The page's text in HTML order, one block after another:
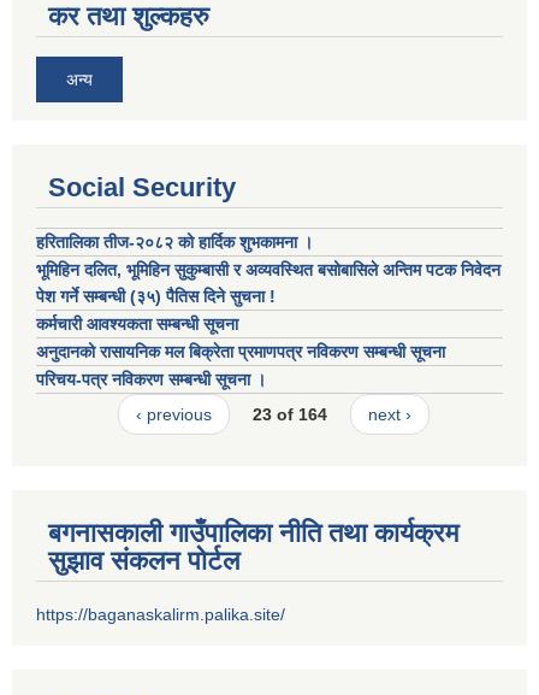
कर तथा शुल्कहरु
अन्य
Social Security
हरितालिका तीज-२०८२ को हार्दिक शुभकामना ।
भूमिहिन दलित, भूमिहिन सुकुम्बासी र अव्यवस्थित बसोबासिले अन्तिम पटक निवेदन
पेश गर्ने सम्बन्धी (३५) पैतिस दिने सुचना !
कर्मचारी आवश्यकता सम्बन्धी सूचना
अनुदानको रासायनिक मल बिक्रेता प्रमाणपत्र नविकरण सम्बन्धी सूचना
परिचय-पत्र नविकरण सम्बन्धी सूचना ।
‹ previous
23 of 164 next ›
बगनासकाली गाउँपालिका नीति तथा कार्यक्रम
सुझाव संकलन पोर्टल
https://baganaskalirm.palika.site/